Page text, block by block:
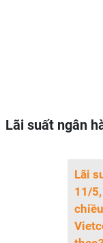
Lãi suất ngân
Lãi
11/